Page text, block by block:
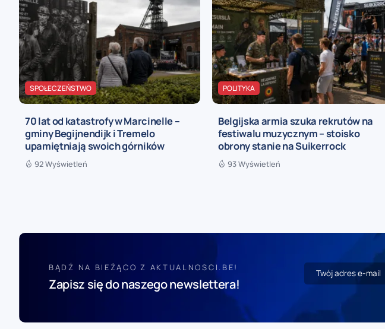
SPOŁECZEŃSTWO
70 lat od katastrofy w Marcinelle –
gminy Begijnendijk i Tremelo
upamiętniają swoich górników
92 Wyświetleń
POLITYKA
Belgijska armia szuka rekrutów na
festiwalu muzycznym – stoisko
obrony stanie na Suikerrock
93 Wyświetleń
BĄDŹ NA BIEŻĄCO Z AKTUALNOSCI.BE!
Zapisz się do naszego newslettera!